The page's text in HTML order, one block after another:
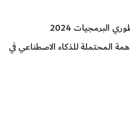
البرمجيات 2024
المحتملة للذكاء الاصطناعي في